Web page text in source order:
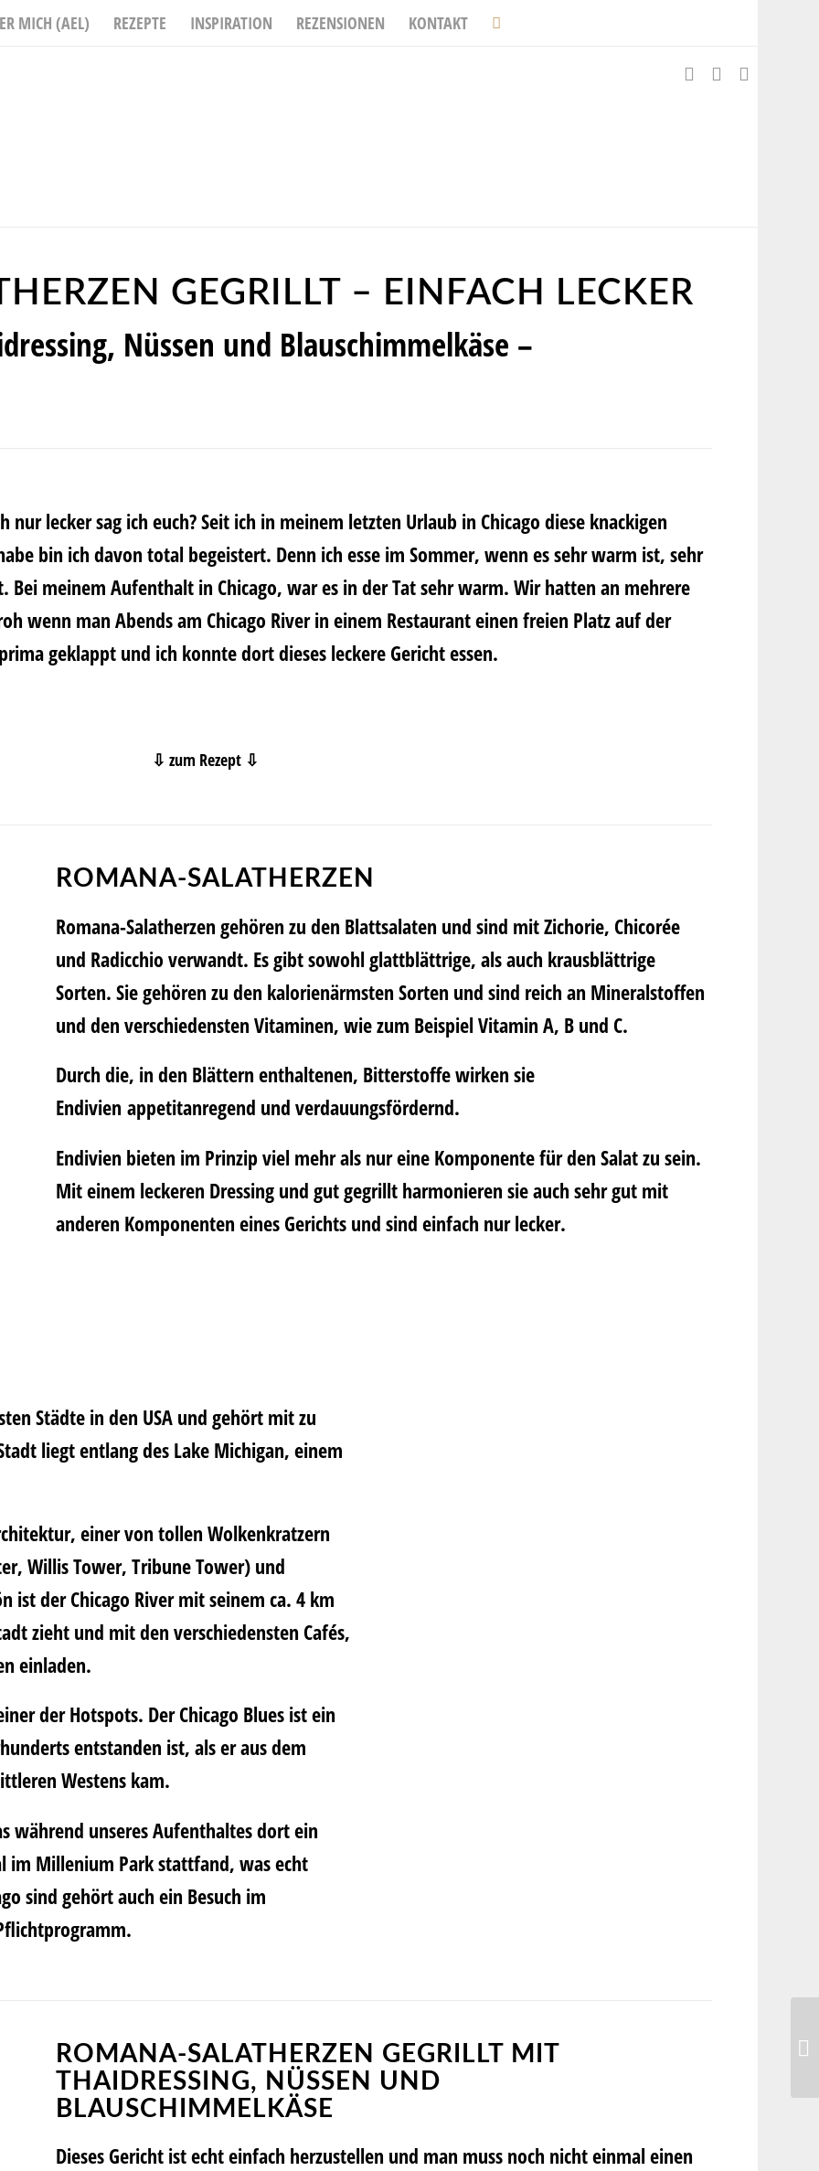
MICH (AEL) REZEPTE INSPIRATION REZENSIONEN KONTAKT
GEGRILLT – EINFACH LECKER
Nüssen und Blauschimmelkäse –
lecker sag ich euch? Seit ich in meinem letzten Urlaub in Chicago diese knackigen
bin ich davon total begeistert. Denn ich esse im Sommer, wenn es sehr warm ist, sehr
Bei meinem Aufenthalt in Chicago, war es in der Tat sehr warm. Wir hatten an mehrere
wenn man Abends am Chicago River in einem Restaurant einen freien Platz auf der
geklappt und ich konnte dort dieses leckere Gericht essen.
⇩ zum Rezept ⇩
ROMANA-SALATHERZEN
Romana-Salatherzen gehören zu den Blattsalaten und sind mit Zichorie, Chicorée
und Radicchio verwandt. Es gibt sowohl glattblättrige, als auch krausblättrige
Sorten. Sie gehören zu den kalorienärmsten Sorten und sind reich an Mineralstoffen
und den verschiedensten Vitaminen, wie zum Beispiel Vitamin A, B und C.
Durch die, in den Blättern enthaltenen, Bitterstoffe wirken sie
Endivien appetitanregend und verdauungsfördernd.
Endivien bieten im Prinzip viel mehr als nur eine Komponente für den Salat zu sein.
Mit einem leckeren Dressing und gut gegrillt harmonieren sie auch sehr gut mit
anderen Komponenten eines Gerichts und sind einfach nur lecker.
Städte in den USA und gehört mit zu
liegt entlang des Lake Michigan, einem
einer von tollen Wolkenkratzern
Willis Tower, Tribune Tower) und
ist der Chicago River mit seinem ca. 4 km
zieht und mit den verschiedensten Cafés,
einladen.
der Hotspots. Der Chicago Blues ist ein
entstanden ist, als er aus dem
Westens kam.
während unseres Aufenthaltes dort ein
im Millenium Park stattfand, was echt
sind gehört auch ein Besuch im
ROMANA-SALATHERZEN GEGRILLT MIT
THAIDRESSING, NÜSSEN UND
BLAUSCHIMMELKÄSE
Dieses Gericht ist echt einfach herzustellen und man muss noch nicht einmal einen